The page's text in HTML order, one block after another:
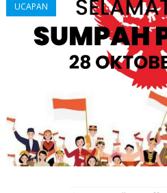
UCAPAN